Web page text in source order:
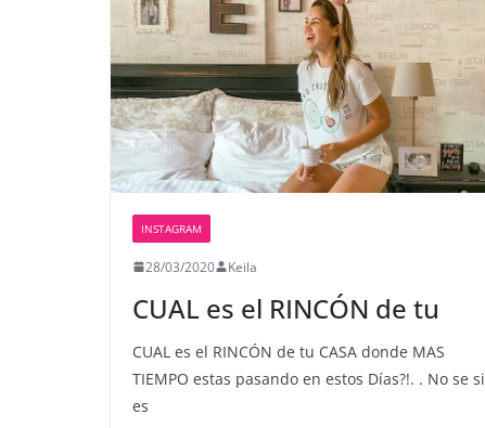
INSTAGRAM
28/03/2020 Keila
CUAL es el RINCÓN de tu
CUAL es el RINCÓN de tu CASA donde MAS
TIEMPO estas pasando en estos Días?!. . No se si
es